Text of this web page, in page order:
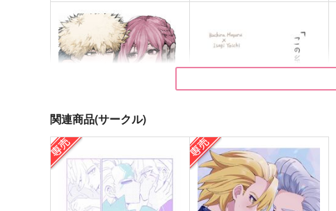
Re:LOCK
この糸の繋がる先は
関連商品(サークル)